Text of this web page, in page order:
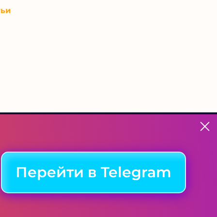
При использовании материалов ссылка на сайт
Перейти в Telegram